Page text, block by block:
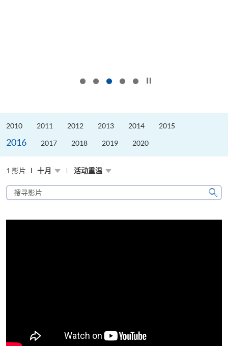
2010 2011 2012 2013 2014 2015
2016 2017 2018 2019 2020
1 影片 十月 活动重温
搜
寻
片
搜